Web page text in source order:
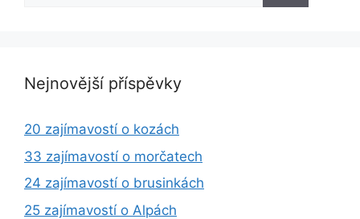
Nejnovější příspěvky
20 zajímavostí o kozách
33 zajímavostí o morčatech
24 zajímavostí o brusinkách
25 zajímavostí o Alpách